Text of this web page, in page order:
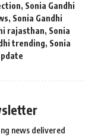
, Sonia Gandhi
, Sonia Gandhi
rajasthan, Sonia
trending, Sonia
news delivered